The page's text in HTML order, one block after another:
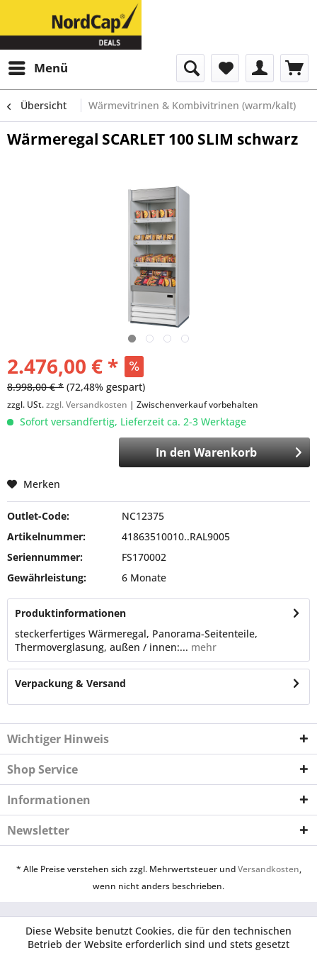
Menü
Übersicht Wärmevitrinen & Kombivitrinen (warm/kalt)
Wärmeregal SCARLET 100 SLIM schwarz
2.476,00 € *
8.998,00 € * (72,48% gespart)
zzgl. USt.zzgl. Versandkosten | Zwischenverkauf vorbehalten
Sofort versandfertig, Lieferzeit ca. 2-3 Werktage
In denWarenkorb
Merken
Outlet-Code:
NC12375
Artikelnummer:
41863510010..RAL9005
Seriennummer:
FS170002
Gewährleistung:
6 Monate
Produktinformationen
steckerfertiges Wärmeregal, Panorama-Seitenteile,
Thermoverglasung, außen / innen:... mehr
Verpackung & Versand
Wichtiger Hinweis
Shop Service
Informationen
Newsletter
* Alle Preise verstehen sich zzgl. Mehrwertsteuer undVersandkosten,
wenn nicht anders beschrieben.
Diese Website benutzt Cookies, die für den technischen
Betrieb der Website erforderlich sind und stets gesetzt